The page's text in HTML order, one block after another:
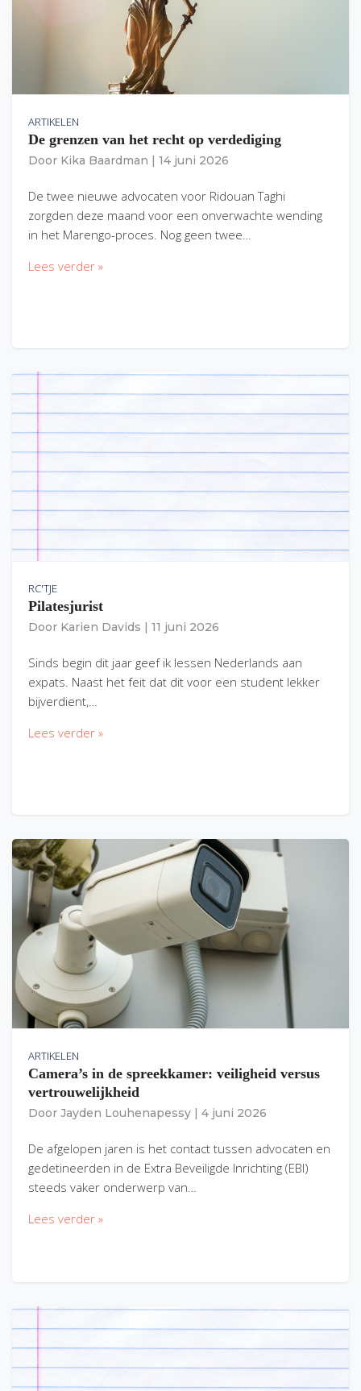
ARTIKELEN
De grenzen van het recht op verdediging
Door Kika Baardman 14 juni 2026
De twee nieuwe advocaten voor Ridouan Taghi
zorgden deze maand voor een onverwachte wending
in het Marengo-proces. Nog geen twee…
Lees verder »
RC'TJE
Pilatesjurist
Door Karien Davids 11 juni 2026
Sinds begin dit jaar geef ik lessen Nederlands aan
expats. Naast het feit dat dit voor een student lekker
bijverdient,…
Lees verder »
ARTIKELEN
Camera’s in de spreekkamer: veiligheid versus
vertrouwelijkheid
Door Jayden Louhenapessy 4 juni 2026
De afgelopen jaren is het contact tussen advocaten en
gedetineerden in de Extra Beveiligde Inrichting (EBI)
steeds vaker onderwerp van…
Lees verder »